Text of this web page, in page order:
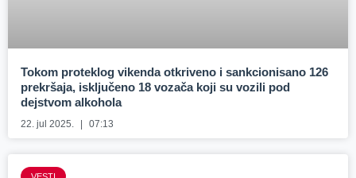
Tokom proteklog vikenda otkriveno i sankcionisano 126
prekršaja, isključeno 18 vozača koji su vozili pod
dejstvom alkohola
22. jul 2025. 07:13
VESTI